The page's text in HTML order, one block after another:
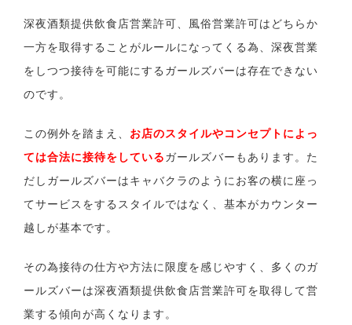
深夜酒類提供飲食店営業許可、風俗営業許可はどちらか
一方を取得することがルールになってくる為、深夜営業
をしつつ接待を可能にするガールズバーは存在できない
のです。
この例外を踏まえ、 お店のスタイルやコンセプトによっ
ては合法に接待をしているガールズバーもあります。た
だしガールズバーはキャバクラのようにお客の横に座っ
てサービスをするスタイルではなく、基本がカウンター
越しが基本です。
その為接待の仕方や方法に限度を感じやすく、多くのガ
ールズバーは深夜酒類提供飲食店営業許可を取得して営
業する傾向が高くなります。